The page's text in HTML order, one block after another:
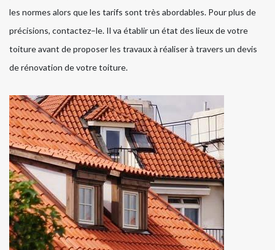
les normes alors que les tarifs sont très abordables. Pour plus de
précisions, contactez–le. Il va établir un état des lieux de votre
toiture avant de proposer les travaux à réaliser à travers un devis
de rénovation de votre toiture.